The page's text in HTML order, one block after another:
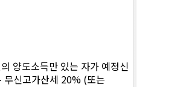
양도소득만 있는 자가 예정신
무신고가산세 20% (또는